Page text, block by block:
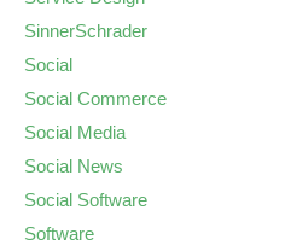
SinnerSchrader
Social
Social Commerce
Social Media
Social News
Social Software
Software